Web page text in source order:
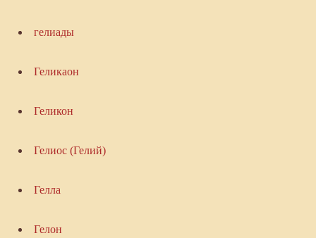
гелиады
Геликаон
Геликон
Гелиос (Гелий)
Гелла
Гелон